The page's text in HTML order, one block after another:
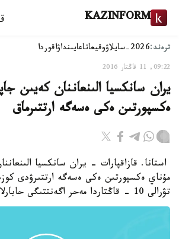
KAZINFORM
ترەند:2026-سايلاۋ وقيعاتاعايىنداۋاقوردا
09:22, 11 قاڭتار 2016
يران سانكسيا الىنعاننان كەيىن
ەكسپورتىن ەكى ەسەگە ارتتىرماق
استانا. قازاقپارات - يران سانكسيا
مۇناي ەكسپورتىن ەكى ەسەگە ارتتىرۋدى
تۋرالى 10 - قاڭتاردا مەحر اگەنتتىگى حابارلادى.